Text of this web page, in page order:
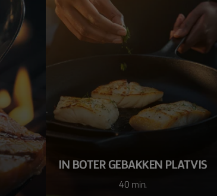
IN BOTER GEBAKKEN PLATVIS
40 min.